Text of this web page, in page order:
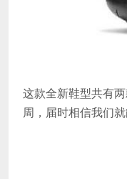
这款全新鞋型共有
周，届时相信我们